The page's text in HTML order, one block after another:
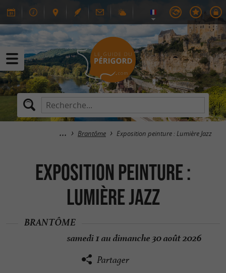
Brantôme Exposition peinture : Lumière Jazz
Exposition peinture :
Lumière Jazz
BRANTÔME
samedi 1 au dimanche 30 août 2026
Partager